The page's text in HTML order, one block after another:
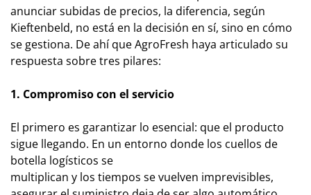
anunciarsubidas de precios, la diferencia, según
Kieftenbeld, no está en la decisión en sí, sino en cómo
se gestiona. De ahí que AgroFresh haya articulado su
respuesta sobre tres pilares:
1. Compromiso con el servicio
El primero es garantizar lo esencial: que el producto
sigue llegando. En un entorno donde los cuellos de
botella logísticos se
multiplican y los tiempos se vuelven imprevisibles,